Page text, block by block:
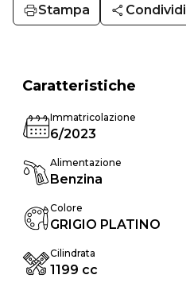
Stampa Condividi
Caratteristiche
Immatricolazione
6/2023
Alimentazione
Benzina
Colore
GRIGIO PLATINO
Cilindrata
1199 cc